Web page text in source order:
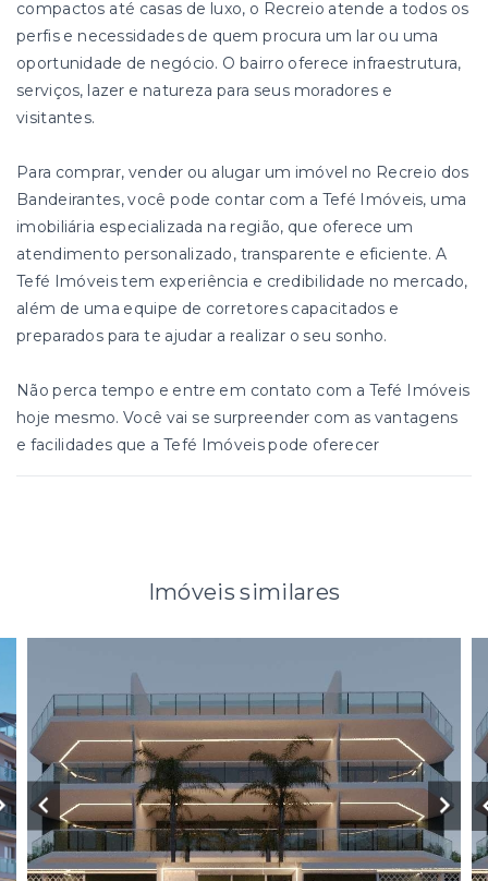
compactos até casas de luxo, o Recreio atende a todos os
perfis e necessidades de quem procura um lar ou uma
oportunidade de negócio. O bairro oferece infraestrutura,
serviços, lazer e natureza para seus moradores e
visitantes.
Para comprar, vender ou alugar um imóvel no Recreio dos
Bandeirantes, você pode contar com a Tefé Imóveis, uma
imobiliária especializada na região, que oferece um
atendimento personalizado, transparente e eficiente. A
Tefé Imóveis tem experiência e credibilidade no mercado,
além de uma equipe de corretores capacitados e
preparados para te ajudar a realizar o seu sonho.
Não perca tempo e entre em contato com a Tefé Imóveis
hoje mesmo. Você vai se surpreender com as vantagens
e facilidades que a Tefé Imóveis pode oferecer
Imóveis similares